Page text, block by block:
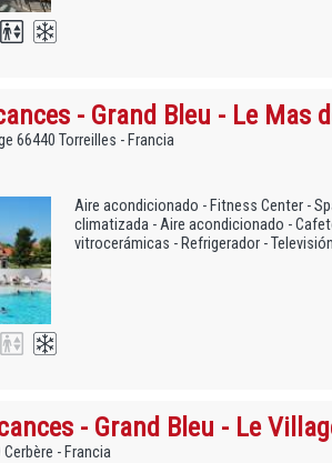
- Grand Bleu - Le Mas
66440 Torreilles - Francia
Aire acondicionado - Fitness Center -
climatizada - Aire acondicionado -
vitrocerámicas - Refrigerador - Televisión
- Grand Bleu - Le
Cerbère - Francia